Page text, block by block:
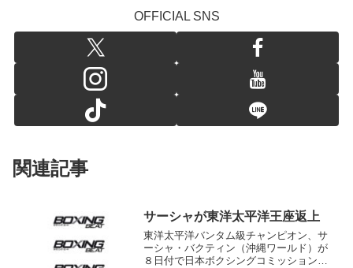
OFFICIAL SNS
関連記事
サーシャが東洋太平洋王座返上
東洋太平洋バンタム級チャンピオン、サ
ーシャ・バクティン（沖縄ワールド）が
８日付で日本ボクシングコミッション経